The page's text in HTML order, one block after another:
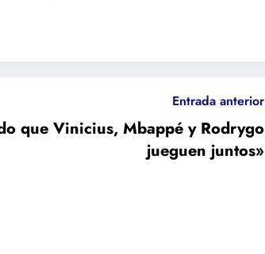
Entrada anterior
que Vinicius, Mbappé y Rodrygo
jueguen juntos»